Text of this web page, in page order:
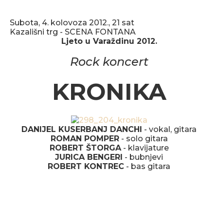
Subota, 4. kolovoza 2012., 21 sat
Kazališni trg - SCENA FONTANA
Ljeto u Varaždinu 2012.
Rock koncert
KRONIKA
DANIJEL KUSERBANJ DANCHI
- vokal, gitara
ROMAN POMPER- solo gitara
ROBERT ŠTORGA- klavijature
JURICA BENGERI - bubnjevi
ROBERT KONTREC - bas gitara